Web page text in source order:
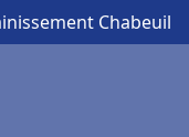
Chabeuil